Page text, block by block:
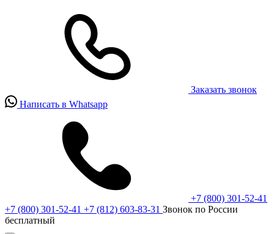
Заказать звонок
Написать в Whatsapp
+7 (800) 301-52-41
+7 (800) 301-52-41 +7 (812) 603-83-31 Звонок по России
бесплатный